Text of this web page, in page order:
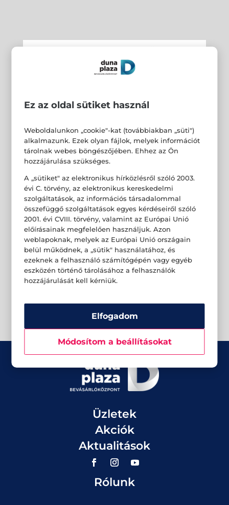
Üzletek
Akciók
Aktualitások
Rólunk
Ez az oldal sütiket használ
Weboldalunkon „cookie"-kat (továbbiakban „süti")
alkalmazunk. Ezek olyan fájlok, melyek információt
tárolnak webes böngészőjében. Ehhez az Ön
hozzájárulása szükséges.
A „sütiket" az elektronikus hírközlésről szóló 2003.
évi C. törvény, az elektronikus kereskedelmi
szolgáltatások, az információs társadalommal
összefüggő szolgáltatások egyes kérdéseiről szóló
2001. évi CVIII. törvény, valamint az Európai Unió
előírásainak megfelelően használjuk. Azon
weblapoknak, melyek az Európai Unió országain
belül működnek, a „sütik" használatához, és
ezeknek a felhasználó számítógépén vagy egyéb
eszközén történő tárolásához a felhasználók
hozzájárulását kell kérniük.
Elfogadom
Módosítom a beállításokat